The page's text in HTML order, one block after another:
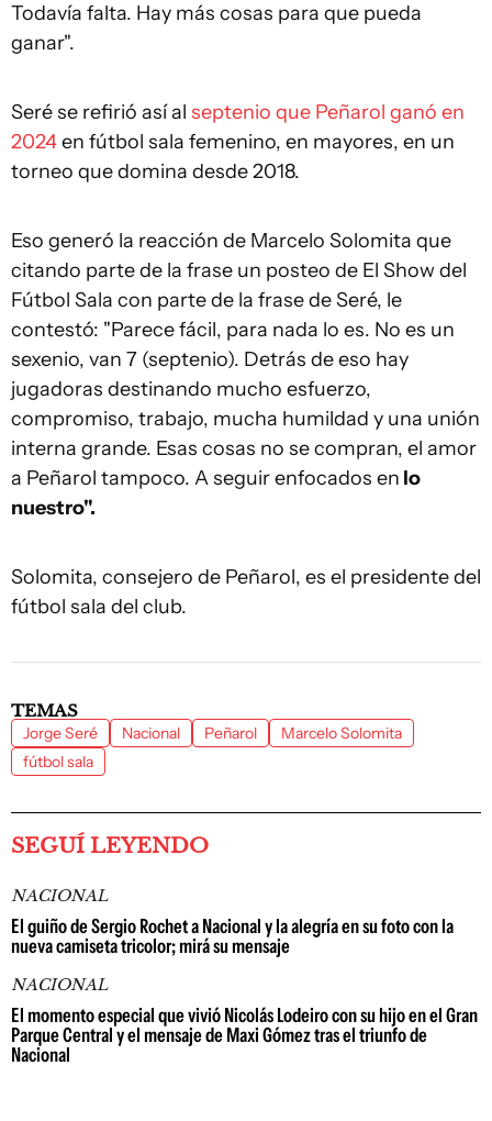
Todavía falta. Hay más cosas para que pueda
ganar".
Seré se refirió así al septenio que Peñarol ganó en
2024en fútbol sala femenino, en mayores, en un
torneo que domina desde 2018.
Eso generó la reacción de Marcelo Solomita que
citando parte de la frase un posteo de El Show del
Fútbol Sala con parte de la frase de Seré, le
contestó: "Parece fácil, para nada lo es. No es un
sexenio, van 7 (septenio). Detrás de eso hay
jugadoras destinando mucho esfuerzo,
compromiso, trabajo, mucha humildad y una unión
interna grande. Esas cosas no se compran, el amor
a Peñarol tampoco. A seguir enfocados en lo
nuestro".
Solomita, consejero de Peñarol, es el presidente del
fútbol sala del club.
TEMAS
Jorge Seré Nacional Peñarol
Marcelo Solomita
fútbol sala
SEGUÍ LEYENDO
NACIONAL
El guiño de Sergio Rochet a Nacional y la alegría en su foto con la
nueva camiseta tricolor; mirá su mensaje
NACIONAL
El momento especial que vivió Nicolás Lodeiro con su hijo en el Gran
Parque Central y el mensaje de Maxi Gómez tras el triunfo de
Nacional